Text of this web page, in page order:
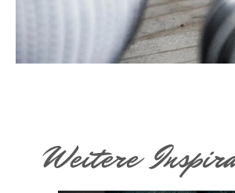
Weitere